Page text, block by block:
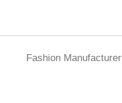
Fashion Manufacturer